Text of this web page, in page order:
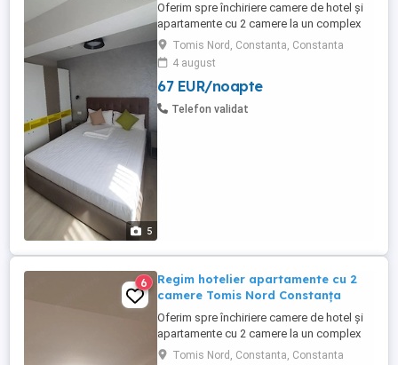
5
Oferim spre închiriere camere de hotel și
apartamente cu 2 camere la un complex
hotelier de 3 și 4 stele . Contra cost avem
și mic dejun la cerere (40 lei de persoană)
Complexul hotelier se află în zona Tomis
Nord Campus Universitate. Dotări:
Complet mobilate și utilate modern Aer
Tomis Nord, Constanta, Constanta
4 august
67 EUR/noapte
Telefon validat
6
Regim hotelier apartamente cu 2
camere Tomis Nord Constanța
Oferim spre închiriere camere de hotel și
apartamente cu 2 camere la un complex
hotelier de 3 și 4 stele . Contra cost avem
Tomis Nord, Constanta, Constanta